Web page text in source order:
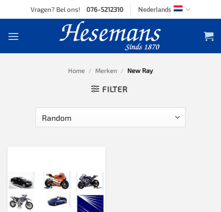
to
Vragen? Bel ons! 076-5212310 Nederlands
Home / Merken / New Ray
FILTER